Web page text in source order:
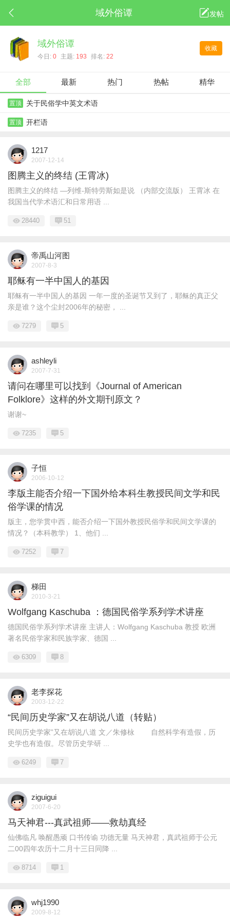
域外俗谭 发帖
收藏
域外俗谭
今日: 0 主题: 193 排名: 22
全部 最新 热门 热帖 精华
置顶 关于民俗学中英文术语
置顶 开栏语
1217
2007-12-14
图腾主义的终结 (王霄冰)
图腾主义的终结 —列维-斯特劳斯如是说 （内部交流版） 王霄冰 在
我国当代学术语汇和日常用语 ...
28440 51
帝禹山河图
2007-8-3
耶稣有一半中国人的基因
耶稣有一半中国人的基因 一年一度的圣诞节又到了，耶稣的真正父
亲是谁？这个尘封2006年的秘密， ...
7279 5
ashleyli
2007-7-31
请问在哪里可以找到《Journal of American
Folklore》这样的外文期刊原文？
谢谢~
7235 5
子恒
2006-10-12
李版主能否介绍一下国外给本科生教授民间文学和民
俗学课的情况
版主，您学贯中西，能否介绍一下国外教授民俗学和民间文学课的
情况？（本科教学） 1、他们 ...
7252 7
梯田
2010-3-21
Wolfgang Kaschuba ：德国民俗学系列学术讲座
德国民俗学系列学术讲座 主讲人：Wolfgang Kaschuba 教授 欧洲
著名民俗学家和民族学家、德国 ...
6309 8
老李探花
2003-12-22
“民间历史学家”又在胡说八道（转贴）
民间历史学家”又在胡说八道 文／朱修栐 自然科学有造假，历
史学也有造假。尽管历史学研 ...
6249 7
ziguigui
2007-6-20
马天神君---真武祖师——救劫真经
仙佛临凡 唤醒愚顽 口书传谕 功德无量 马天神君，真武祖师于公元
二00四年农历十二月十三日同降 ...
8714 1
whj1990
2009-8-12